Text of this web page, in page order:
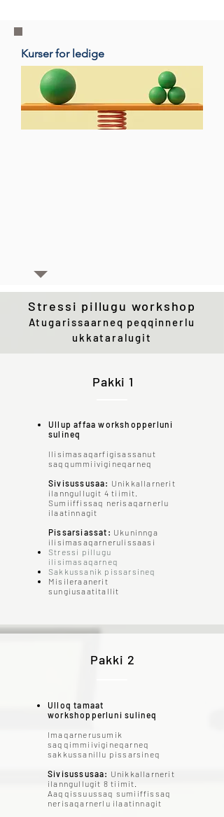
Kurser for ledige
Stressi pillugu workshop
Atugarissaarneq peqqinnerlu
ukkataralugit
Pakki 1
Ullup affaa workshopperluni
sulineq
Ilisimasaqarfigisassanut
saqqummiivigineqarneq
Sivisussusaa: Unikkallarnerit
ilanngullugit 4 tiimit.
Sumiiffissaq nerisaqarnerlu
ilaatinnagit
Pissarsiassat: Ukuninnga
ilisimasaqarnerulissaasi
Stressi pillugu
ilisimasaqarneq
Sakkussanik pissarsineq
Misileraanerit
sungiusaatitallit
Pakki 2
Ulloq tamaat
workshopperluni sulineq
Imaqarnerusumik
saqqimmiivigineqarneq
sakkussanillu pissarsineq
Sivisussusaa: Unikkallarnerit
ilanngullugit 8 tiimit.
Aaqqissuussaq sumiiffissaq
nerisaqarnerlu ilaatinnagit